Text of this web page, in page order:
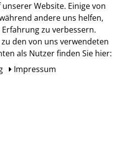
Website. Einige von
andere uns helfen,
zu verbessern.
den von uns verwendeten
als Nutzer finden Sie hier:
Impressum